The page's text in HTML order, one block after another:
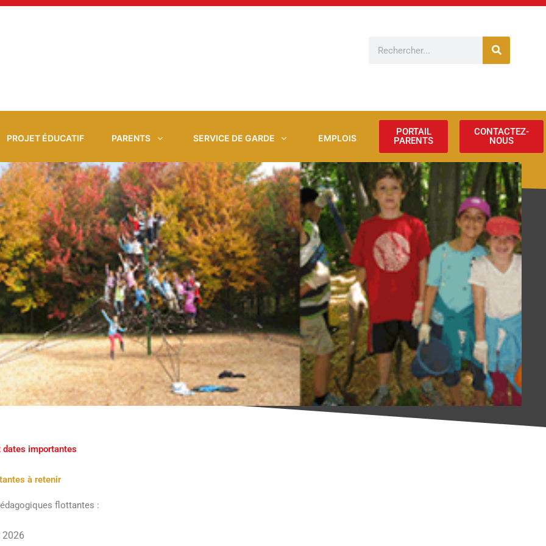
PROJET ÉDUCATIF PARENTS SERVICE DE GARDE EMPLOIS
PORTAIL
PARENTS
CONTACTEZ-
NOUS
dates importantes
à retenir
flottantes :
2026